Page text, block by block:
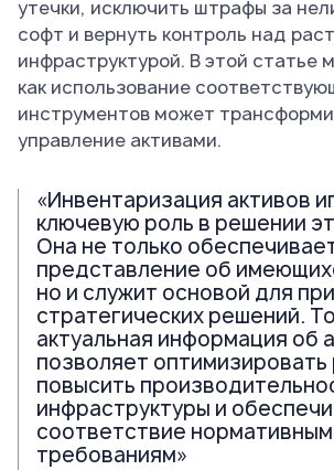
утечки, исключить штрафы за
софт и вернуть контроль над
инфраструктурой. В этой статье
как использование
инструментов может
управление активами.
«Инвентаризация активов
ключевую роль в решении
Она не только
представление об
но и служит основой для
стратегических решений.
актуальная информация об
позволяет оптимизировать
повысить
инфраструктуры и
соответствие нормативным
требованиям»